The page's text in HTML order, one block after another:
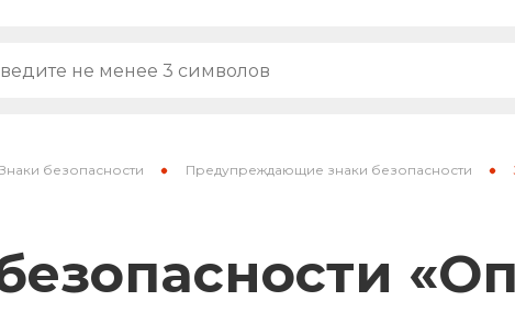
и временные дорожные знаки
фоне
разметки
Знаки безопасности Предупреждающие знаки безопасности